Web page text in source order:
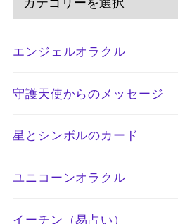
エンジェルオラクル
守護天使からのメッセージ
星とシンボルのカード
ユニコーンオラクル
イーチン（易占い）